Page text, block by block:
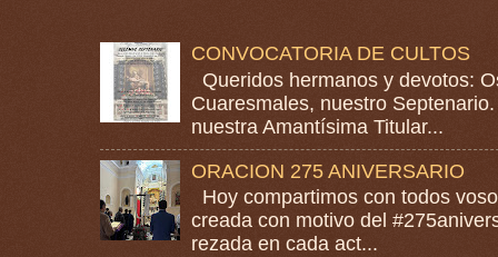
CONVOCATORIA DE CULTOS
Queridos hermanos y devotos:
Cuaresmales, nuestro
nuestra Amantísima Titular...
ORACION 275 ANIVERSARIO
Hoy compartimos con todos
creada con motivo del
rezada en cada act...